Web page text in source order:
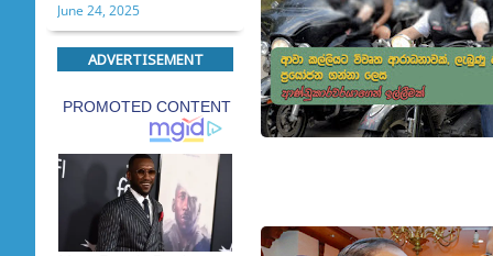
June 24, 2025
ADVERTISEMENT